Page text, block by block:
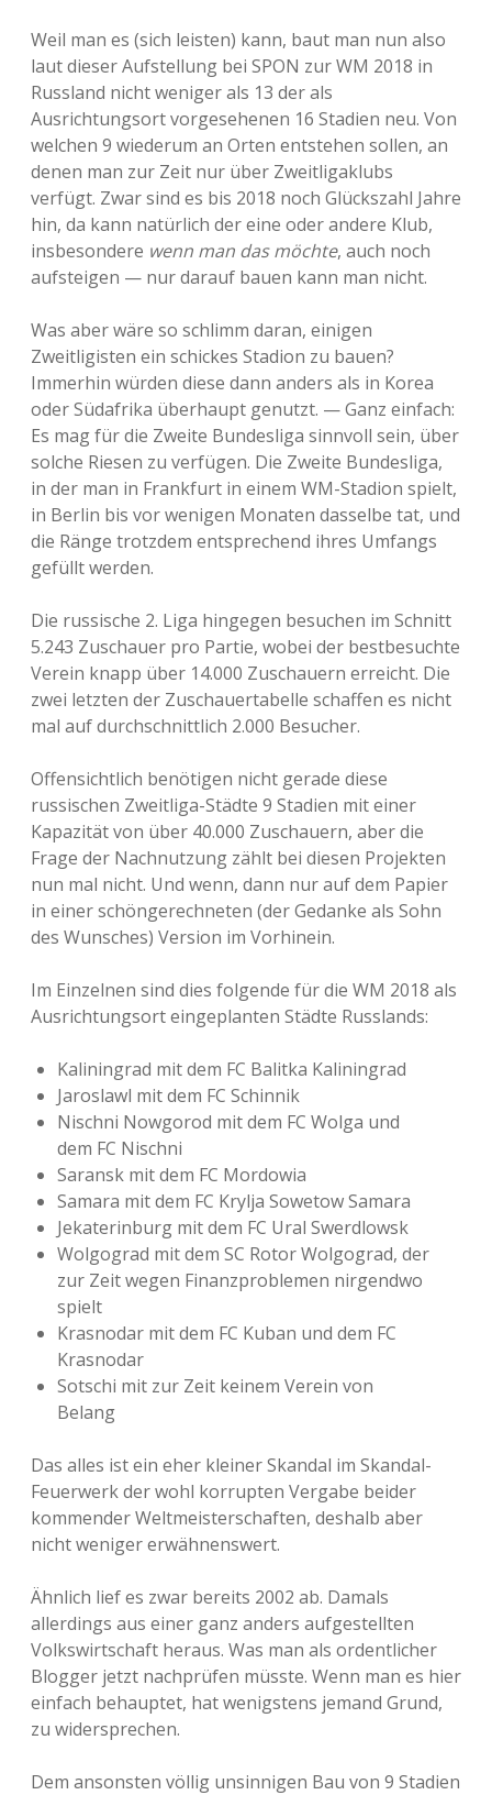
Weil man es (sich leisten) kann, baut man nun also
laut dieser Aufstellung bei SPON zur WM 2018 in
Russland nicht weniger als 13 der als
Ausrichtungsort vorgesehenen 16 Stadien neu. Von
welchen 9 wiederum an Orten entstehen sollen, an
denen man zur Zeit nur über Zweitligaklubs
verfügt. Zwar sind es bis 2018 noch Glückszahl Jahre
hin, da kann natürlich der eine oder andere Klub,
insbesondere wenn man das möchte, auch noch
aufsteigen — nur darauf bauen kann man nicht.
Was aber wäre so schlimm daran, einigen
Zweitligisten ein schickes Stadion zu bauen?
Immerhin würden diese dann anders als in Korea
oder Südafrika überhaupt genutzt. — Ganz einfach:
Es mag für die Zweite Bundesliga sinnvoll sein, über
solche Riesen zu verfügen. Die Zweite Bundesliga,
in der man in Frankfurt in einem WM-Stadion spielt,
in Berlin bis vor wenigen Monaten dasselbe tat, und
die Ränge trotzdem entsprechend ihres Umfangs
gefüllt werden.
Die russische 2. Liga hingegen besuchen im Schnitt
5.243 Zuschauer pro Partie, wobei der bestbesuchte
Verein knapp über 14.000 Zuschauern erreicht. Die
zwei letzten der Zuschauertabelle schaffen es nicht
mal auf durchschnittlich 2.000 Besucher.
Offensichtlich benötigen nicht gerade diese
russischen Zweitliga-Städte 9 Stadien mit einer
Kapazität von über 40.000 Zuschauern, aber die
Frage der Nachnutzung zählt bei diesen Projekten
nun mal nicht. Und wenn, dann nur auf dem Papier
in einer schöngerechneten (der Gedanke als Sohn
des Wunsches) Version im Vorhinein.
Im Einzelnen sind dies folgende für die WM 2018 als
Ausrichtungsort eingeplanten Städte Russlands:
Kaliningrad mit dem FC Balitka Kaliningrad
Jaroslawl mit dem FC Schinnik
Nischni Nowgorod mit dem FC Wolga und
dem FC Nischni
Saransk mit dem FC Mordowia
Samara mit dem FC Krylja Sowetow Samara
Jekaterinburg mit dem FC Ural Swerdlowsk
Wolgograd mit dem SC Rotor Wolgograd, der
zur Zeit wegen Finanzproblemen nirgendwo
spielt
Krasnodar mit dem FC Kuban und dem FC
Krasnodar
Sotschi mit zur Zeit keinem Verein von
Belang
Das alles ist ein eher kleiner Skandal im Skandal-
Feuerwerk der wohl korrupten Vergabe beider
kommender Weltmeisterschaften, deshalb aber
nicht weniger erwähnenswert.
Ähnlich lief es zwar bereits 2002 ab. Damals
allerdings aus einer ganz anders aufgestellten
Volkswirtschaft heraus. Was man als ordentlicher
Blogger jetzt nachprüfen müsste. Wenn man es hier
einfach behauptet, hat wenigstens jemand Grund,
zu widersprechen.
Dem ansonsten völlig unsinnigen Bau von 9 Stadien